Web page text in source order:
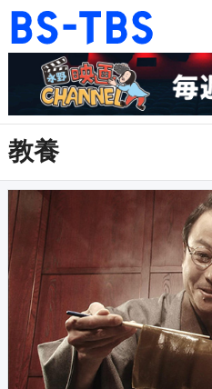
BS-TBS
ドラマ
紀行
教養
音楽
アニメ
視聴方法
イベント
教養